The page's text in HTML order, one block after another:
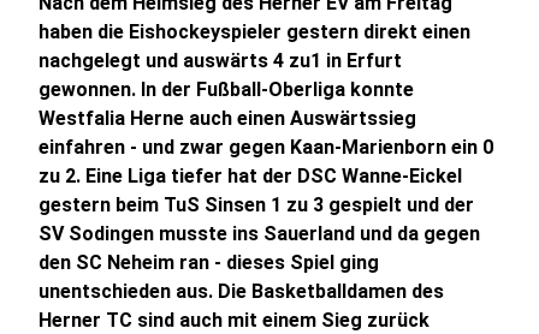
haben die Eishockeyspieler gestern direkt einen
nachgelegt und auswärts 4 zu1 in Erfurt
gewonnen. In der Fußball-Oberliga konnte
Westfalia Herne auch einen Auswärtssieg
einfahren - und zwar gegen Kaan-Marienborn ein 0
zu 2. Eine Liga tiefer hat der DSC Wanne-Eickel
gestern beim TuS Sinsen 1 zu 3 gespielt und der
SV Sodingen musste ins Sauerland und da gegen
den SC Neheim ran - dieses Spiel ging
unentschieden aus. Die Basketballdamen des
Herner TC sind auch mit einem Sieg zurück